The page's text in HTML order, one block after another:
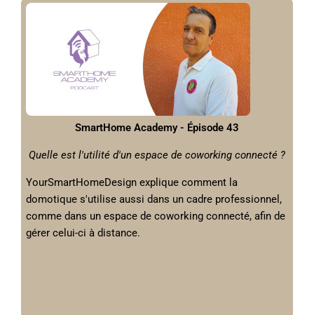
SmartHome Academy - Épisode 43
Quelle est l'utilité d'un espace de coworking connecté ?
YourSmartHomeDesign explique comment la
domotique s'utilise aussi dans un cadre professionnel,
comme dans un espace de coworking connecté, afin de
gérer celui-ci à distance.